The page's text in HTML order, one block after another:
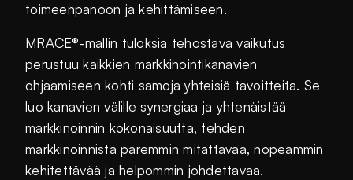
toimeenpanoon ja kehittämiseen.
MRACE®-mallin tuloksia tehostava vaikutus
perustuu kaikkien markkinointikanavien
ohjaamiseen kohti samoja yhteisiä tavoitteita. Se
luo kanavien välille synergiaa ja yhtenäistää
markkinoinnin kokonaisuutta, tehden
markkinoinnista paremmin mitattavaa, nopeammin
kehitettävää ja helpommin johdettavaa.